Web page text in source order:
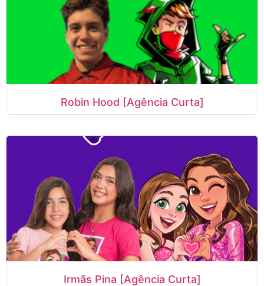
Robin Hood [Agência Curta]
Irmãs Pina [Agência Curta]